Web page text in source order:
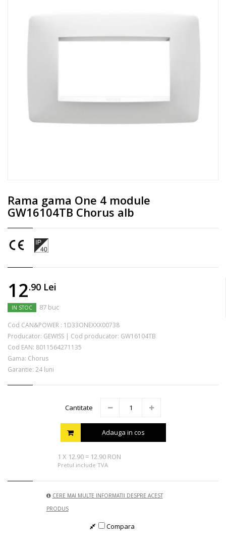
Rama gama One 4 module
GW16104TB Chorus alb
12.90 Lei
IN STOC 87 buc
Cod CAN&POWER : 1D33ONEXXX00738
Producator: GEWISS | Cod producator: GW16104TB
Cod EAN: 8011564271135
Gama: Chorus
Garantie: 24 luni
Cantitate
Adauga in cos
1 X 12.90 = 12.90 RON
Pretul include TVA
CERE MAI MULTE INFORMATII DESPRE ACEST
PRODUS
Compara